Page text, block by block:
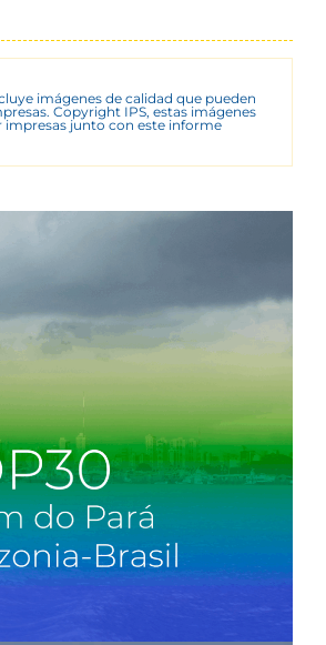
imágenes de calidad que pueden
Copyright IPS, estas imágenes
impresas junto con este informe